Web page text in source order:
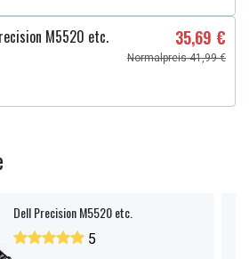
M5520 etc. 35,69 €
Normalpreis 41,99 €
Dell Precision M5520 etc.
5